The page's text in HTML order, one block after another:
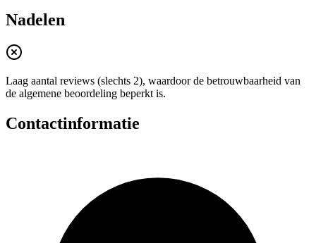
Nadelen
Laag aantal reviews (slechts 2), waardoor de betrouwbaarheid van
de algemene beoordeling beperkt is.
Contactinformatie